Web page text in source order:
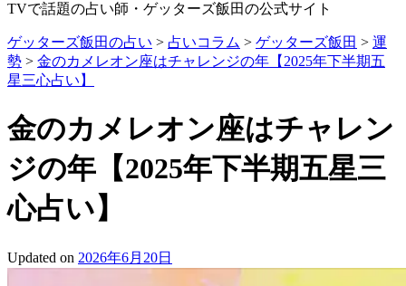
TVで話題の占い師・ゲッターズ飯田の公式サイト
ゲッターズ飯田の占い > 占いコラム > ゲッターズ飯田 > 運
勢 > 金のカメレオン座はチャレンジの年【2025年下半期五
星三心占い】
金のカメレオン座はチャレン
ジの年【2025年下半期五星三
心占い】
Updated on 2026年6月20日